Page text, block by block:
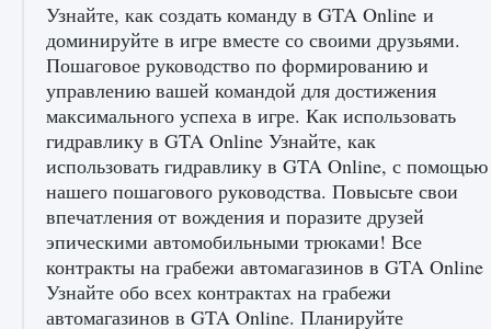
Узнайте, как создать команду в GTA Online и
доминируйте в игре вместе со своими друзьями.
Пошаговое руководство по формированию и
управлению вашей командой для достижения
максимального успеха в игре. Как использовать
гидравлику в GTA Online Узнайте, как
использовать гидравлику в GTA Online, с помощью
нашего пошагового руководства. Повысьте свои
впечатления от вождения и поразите друзей
эпическими автомобильными трюками! Все
контракты на грабежи автомагазинов в GTA Online
Узнайте обо всех контрактах на грабежи
автомагазинов в GTA Online. Планируйте